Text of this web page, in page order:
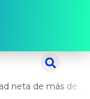
Minera Cerro Verde reporta una utilidad neta de más de US$ 500 millones